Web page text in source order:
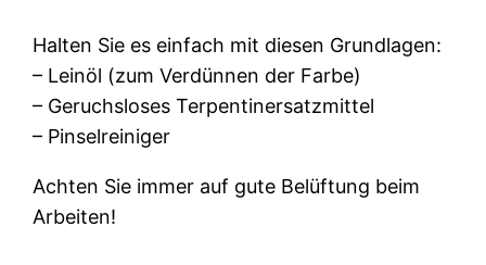
Halten Sie es einfach mit diesen Grundlagen:
– Leinöl (zum Verdünnen der Farbe)
– Geruchsloses Terpentinersatzmittel
– Pinselreiniger
Achten Sie immer auf gute Belüftung beim
Arbeiten!